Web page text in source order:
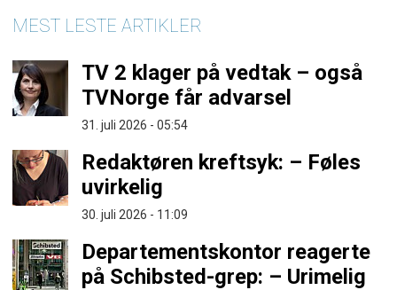
MEST LESTE ARTIKLER
TV 2 klager på vedtak – også
TVNorge får advarsel
31. juli 2026 - 05:54
Redaktøren kreftsyk: – Føles
uvirkelig
30. juli 2026 - 11:09
Departementskontor reagerte
på Schibsted-grep: – Urimelig